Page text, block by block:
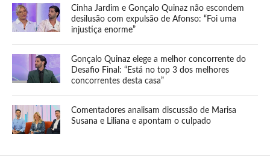
Cinha Jardim e Gonçalo Quinaz não escondem
desilusão com expulsão de Afonso: “Foi uma
injustiça enorme”
Gonçalo Quinaz elege a melhor concorrente do
Desafio Final: “Está no top 3 dos melhores
concorrentes desta casa”
Comentadores analisam discussão de Marisa
Susana e Liliana e apontam o culpado